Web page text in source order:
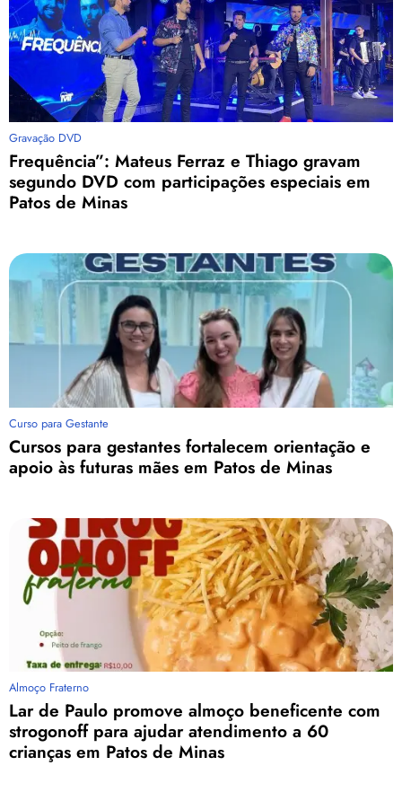
Gravação DVD
Frequência”: Mateus Ferraz e Thiago gravam
segundo DVD com participações especiais em
Patos de Minas
Curso para Gestante
Cursos para gestantes fortalecem orientação e
apoio às futuras mães em Patos de Minas
Almoço Fraterno
Lar de Paulo promove almoço beneficente com
strogonoff para ajudar atendimento a 60
crianças em Patos de Minas